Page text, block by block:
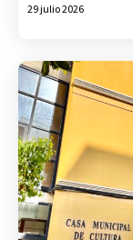
29 julio 2026